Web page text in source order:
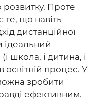
розвитку. Проте
те, що навіть
дистанційної
ідеальний
школа, і дитина, і
освітній процес. У
зробити
ефективним.